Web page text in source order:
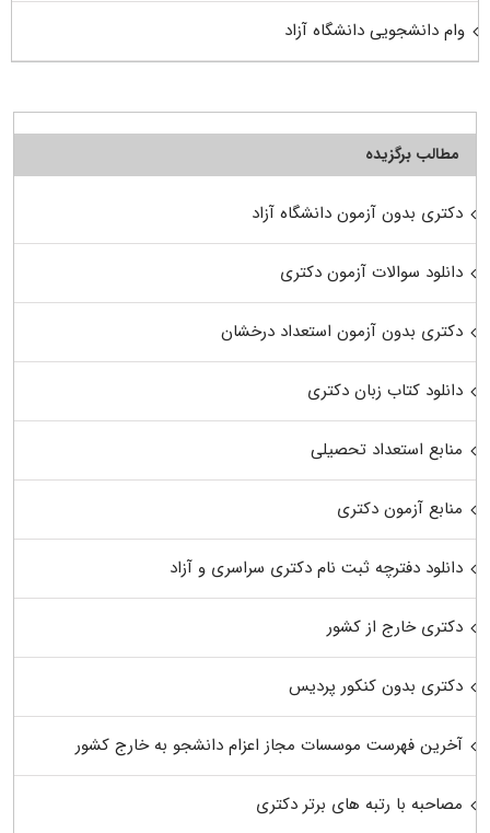
وام دانشجویی دانشگاه آزاد
مطالب برگزیده
دکتری بدون آزمون دانشگاه آزاد
دانلود سوالات آزمون دکتری
دکتری بدون آزمون استعداد درخشان
دانلود کتاب زبان دکتری
منابع استعداد تحصیلی
منابع آزمون دکتری
دانلود دفترچه ثبت نام دکتری سراسری و آزاد
دکتری خارج از کشور
دکتری بدون کنکور پردیس
آخرین فهرست موسسات مجاز اعزام دانشجو به خارج کشور
مصاحبه با رتبه های برتر دکتری